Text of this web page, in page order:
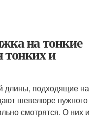
на тонкие
и
длины, подходящие на
шевелюре нужного
смотрятся. О них и